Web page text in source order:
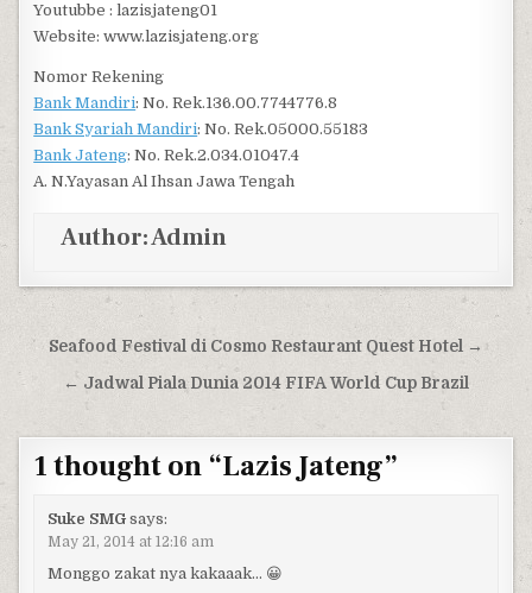
Youtubbe : lazisjateng01
Website: www.lazisjateng.org
Nomor Rekening
Bank Mandiri: No. Rek.136.00.7744776.8
Bank Syariah Mandiri: No. Rek.05000.55183
Bank Jateng: No. Rek.2.034.01047.4
A. N.Yayasan Al Ihsan Jawa Tengah
Author:Admin
Post navigation
Seafood Festival di Cosmo Restaurant Quest Hotel →
← Jadwal Piala Dunia 2014 FIFA World Cup Brazil
1 thought on “Lazis Jateng”
Suke SMG says:
May 21, 2014 at 12:16 am
Monggo zakat nya kakaaak… 😀